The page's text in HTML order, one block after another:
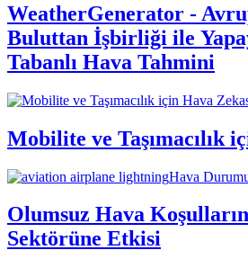
WeatherGenerator -
Buluttan İşbirliği ile
Tabanlı Hava Tahmini
Mobilite ve Taşımacılık
Hava
Olumsuz Hava
Sektörüne Etkisi